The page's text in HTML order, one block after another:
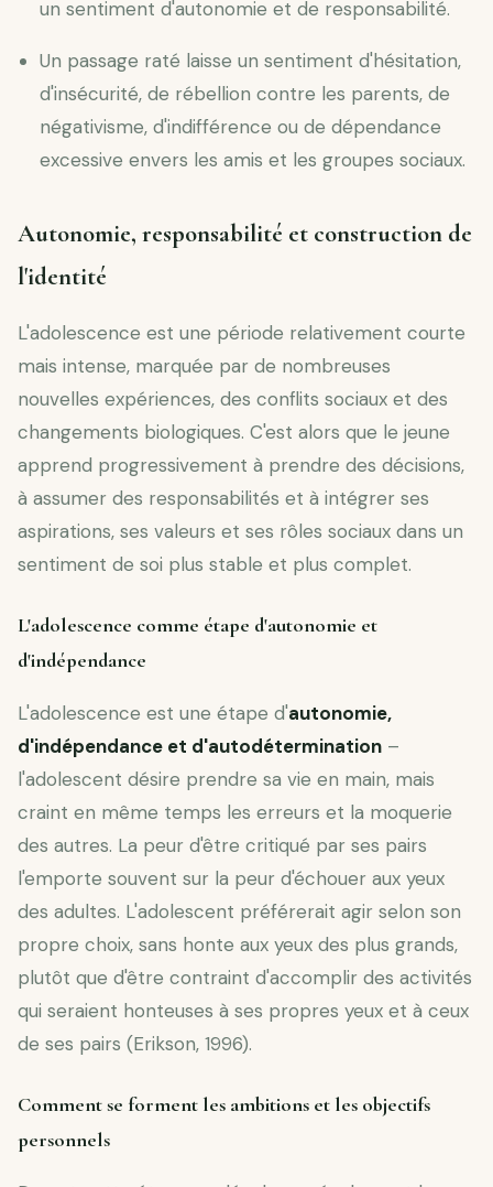
un sentiment d'autonomie et de responsabilité.
Un passage raté laisse un sentiment d'hésitation,
d'insécurité, de rébellion contre les parents, de
négativisme, d'indifférence ou de dépendance
excessive envers les amis et les groupes sociaux.
Autonomie, responsabilité et construction de
l'identité
L'adolescence est une période relativement courte
mais intense, marquée par de nombreuses
nouvelles expériences, des conflits sociaux et des
changements biologiques. C'est alors que le jeune
apprend progressivement à prendre des décisions,
à assumer des responsabilités et à intégrer ses
aspirations, ses valeurs et ses rôles sociaux dans un
sentiment de soi plus stable et plus complet.
L'adolescence comme étape d'autonomie et
d'indépendance
L'adolescence est une étape d'autonomie,
d'indépendance et d'autodétermination –
l'adolescent désire prendre sa vie en main, mais
craint en même temps les erreurs et la moquerie
des autres. La peur d'être critiqué par ses pairs
l'emporte souvent sur la peur d'échouer aux yeux
des adultes. L'adolescent préférerait agir selon son
propre choix, sans honte aux yeux des plus grands,
plutôt que d'être contraint d'accomplir des activités
qui seraient honteuses à ses propres yeux et à ceux
de ses pairs (Erikson, 1996).
Comment se forment les ambitions et les objectifs
personnels